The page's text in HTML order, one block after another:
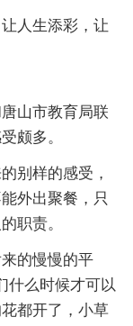
人生添彩，让
山市教育局联
颇多。
别样的感受，
外出聚餐，只
职责。
的慢慢的平
什么时候才可以
都开了，小草